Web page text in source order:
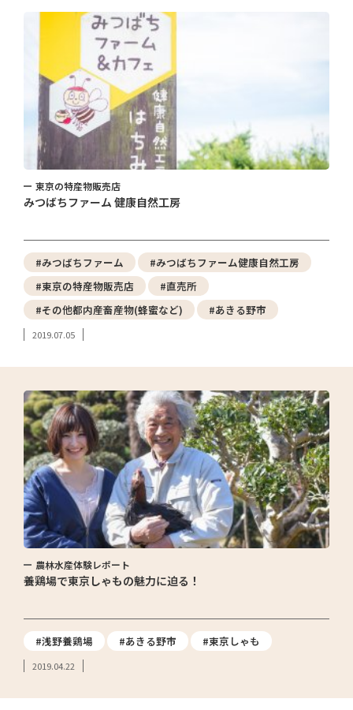
東京の特産物販売店
みつばちファーム 健康自然工房
#みつばちファーム
#みつばちファーム健康自然工房
#東京の特産物販売店
#直売所
#その他都内産畜産物(蜂蜜など)
#あきる野市
2019.07.05
農林水産体験レポート
養鶏場で東京しゃもの魅力に迫る！
#浅野養鶏場 #あきる野市 #東京しゃも
2019.04.22